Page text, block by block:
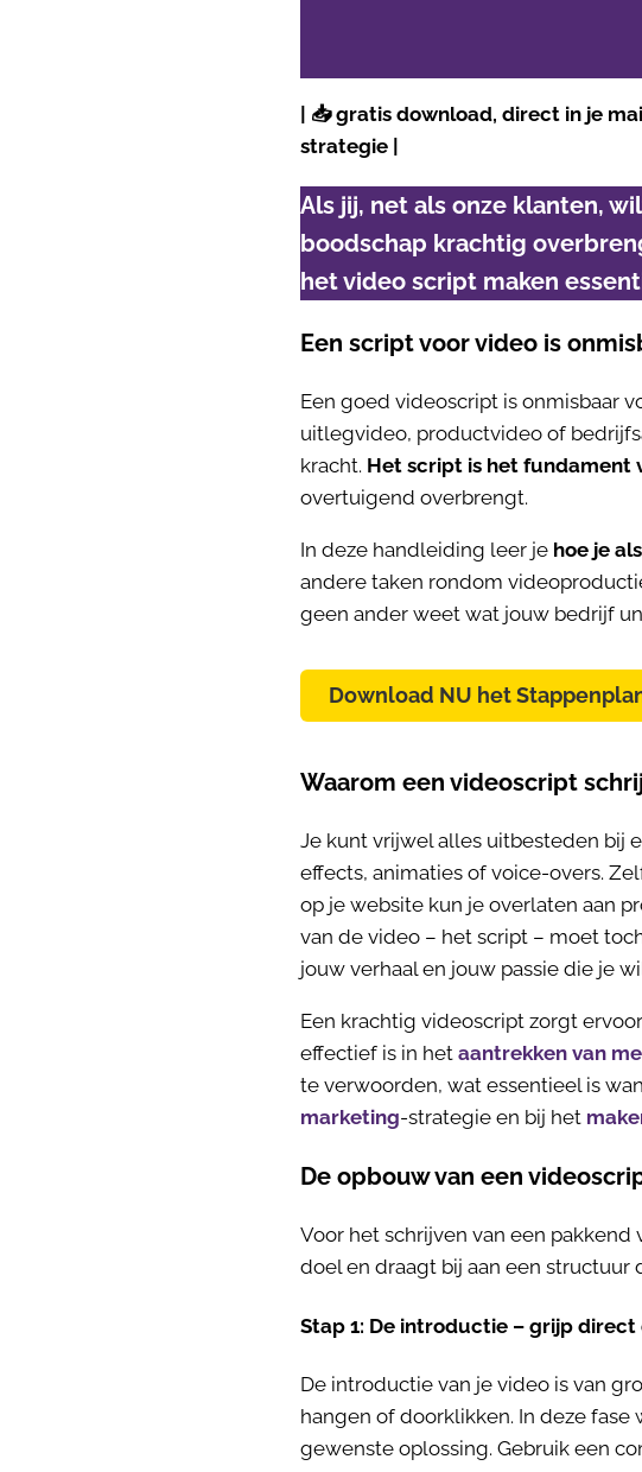
| 📥 gratis download, direct in je
strategie |
Als jij, net als onze klanten,
boodschap krachtig
het video script maken
Een script voor video is
Een goed videoscript is onmisbaar
uitlegvideo, productvideo of
kracht. Het script is het fundament
overtuigend overbrengt.
In deze handleiding leer je hoe je
andere taken rondom
geen ander weet wat jouw bedrijf
Download NU het
Waarom een videoscript
Je kunt vrijwel alles uitbesteden bij
effects, animaties of voice-overs.
op je website kun je overlaten aan
van de video – het script – moet
jouw verhaal en jouw passie die je
Een krachtig videoscript zorgt
effectief is in hetaantrekken van
te verwoorden, wat essentieel is
marketing-strategie en bij het
De opbouw van een
Voor het schrijven van een
doel en draagt bij aan een structuur
Stap 1: De introductie – grijp
De introductie van je video is van
hangen of doorklikken. In deze
gewenste oplossing. Gebruik een